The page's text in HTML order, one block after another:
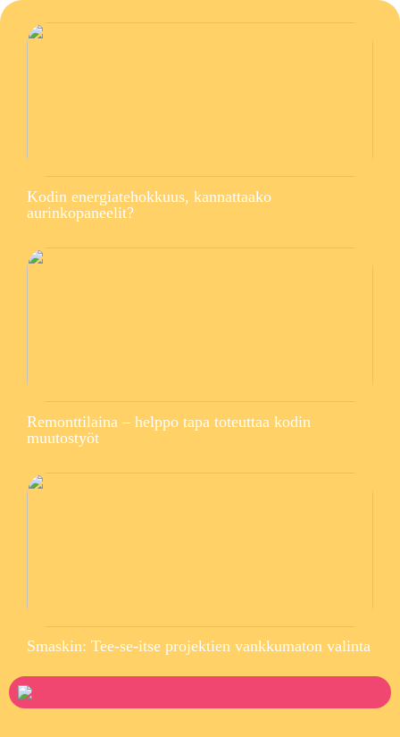
Kodin energiatehokkuus, kannattaako
aurinkopaneelit?
Remonttilaina – helppo tapa toteuttaa kodin
muutostyöt
Smaskin: Tee-se-itse projektien vankkumaton valinta